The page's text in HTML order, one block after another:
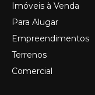
Imóveis à Venda
Para Alugar
Empreendimentos
Terrenos
Comercial